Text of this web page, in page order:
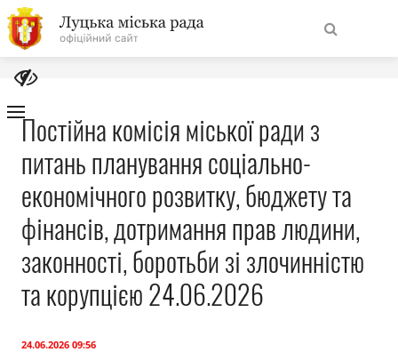
На
головну
Навігація
сайту
Про місто
Міська влада
Міська рада
Бюджет
Постійна комісія міської ради з
питань планування соціально-
економічного розвитку, бюджету та
фінансів, дотримання прав людини,
законності, боротьби зі злочинністю
та корупцією 24.06.2026
24.06.2026 09:56